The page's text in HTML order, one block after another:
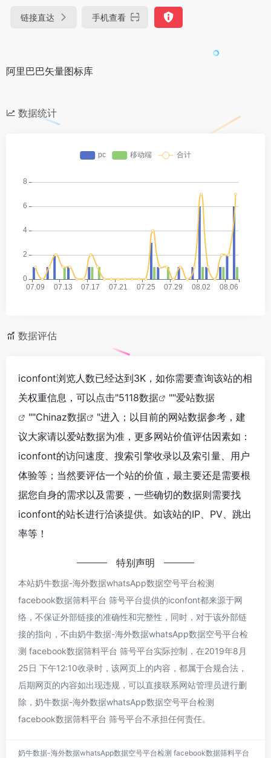
链接直达 手机查看
阿里巴巴矢量图标库
数据统计
数据评估
iconfont浏览人数已经达到3K，如你需要查询该站的相
关权重信息，可以点击"5118数据 ""爱站数据
""Chinaz数据
"进入；以目前的网站数据参考，建
议大家请以爱站数据为准，更多网站价值评估因素如：
iconfont的访问速度、搜索引擎收录以及索引量、用户
体验等；当然要评估一个站的价值，最主要还是需要根
据您自身的需求以及需要，一些确切的数据则需要找
iconfont的站长进行洽谈提供。如该站的IP、PV、跳出
率等！
特别声明
本站奶牛数据-海外数据whatsApp数据空号平台检测
facebook数据筛料平台 筛号平台提供的iconfont都来源于网
络，不保证外部链接的准确性和完整性，同时，对于该外部链
接的指向，不由奶牛数据-海外数据whatsApp数据空号平台检
测 facebook数据筛料平台 筛号平台实际控制，在2019年8月
25日 下午12:10收录时，该网页上的内容，都属于合规合法，
后期网页的内容如出现违规，可以直接联系网站管理员进行删
除，奶牛数据-海外数据whatsApp数据空号平台检测
facebook数据筛料平台 筛号平台不承担任何责任。
奶牛数据-海外数据whatsApp数据空号平台检测 facebook数据筛料平台